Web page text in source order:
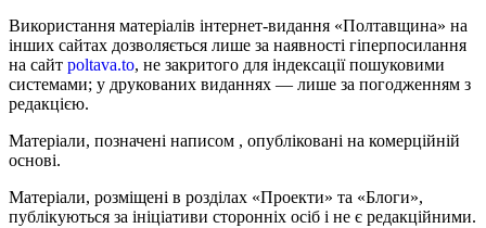
Використання матеріалів інтернет-видання «Полтавщина» на
інших сайтах дозволяється лише за наявності гіперпосилання
на сайт poltava.to, не закритого для індексації пошуковими
системами; у друкованих виданнях — лише за погодженням з
редакцією.
Матеріали, позначені написом , опубліковані на комерційній
основі.
Матеріали, розміщені в розділах «Проекти» та «Блоги»,
публікуються за ініціативи сторонніх осіб і не є редакційними.